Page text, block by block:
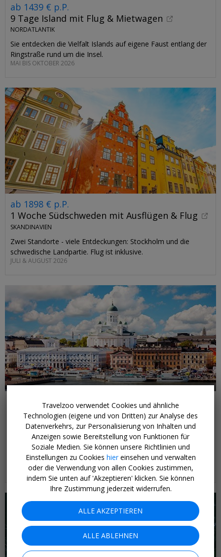
ab 1439 € p.P.
9 Tage Island mit Flug & Mietwagen
NORDATLANTIK
Sie entdecken die Vielfalt Islands auf eigene Faust entlang der
Ringstraße rund um die Insel.
MAI BIS OKTOBER 2026
ab 1898 € p.P.
1 Woche Südschweden mit Ausflügen & Flug
SKANDINAVIEN
Zwei Standorte - viele Entdeckungen: Stockholm und die
schwedische Landpartie. Flug ist inklusive.
JULI & AUGUST 2026
ab 699 € p.P.
Helsinki & Stockholm mit Fahre & Flug
SCHWEDEN UND FINNLAND
Sie verbringen 2 Nächte in Helsinki und 2 Nächte in Stockholm.
Zudem ist das Ticket mit dem Riesenrad SkyWheel in Helsinki
inklusive.
MAI BIS OKTOBER 2026
Travelzoo verwendet Cookies und ähnliche
Technologien (eigene und von Dritten) zur Analyse des
Datenverkehrs, zur Personalisierung von Inhalten und
Anzeigen sowie Bereitstellung von Funktionen für
Soziale Medien. Sie können unsere Richtlinien und
Einstellungen zu Cookies hiereinsehen und verwalten
oder die Verwendung von allen Cookies zustimmen,
indem Sie unten auf 'Akzeptieren' klicken. Sie können
Ihre Zustimmung jederzeit widerrufen.
ALLE AKZEPTIEREN
ALLE ABLEHNEN